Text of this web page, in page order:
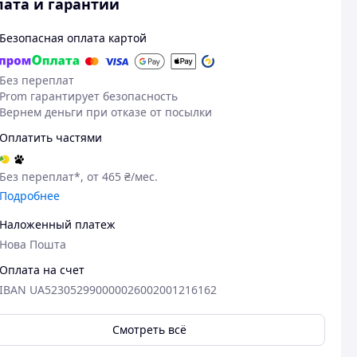
и гарантии
Безопасная оплата картой
Без переплат
Prom гарантирует безопасность
Вернем деньги при отказе от посылки
Оплатить частями
Без переплат*, от 465 ₴/мес.
Подробнее
Наложенный платеж
Нова Пошта
Оплата на счет
IBAN UA523052990000026002001216162
Смотреть всё
Олександр Ф.
Куплено на Prom.ua
Чудово